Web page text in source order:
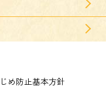
め防止基本方針